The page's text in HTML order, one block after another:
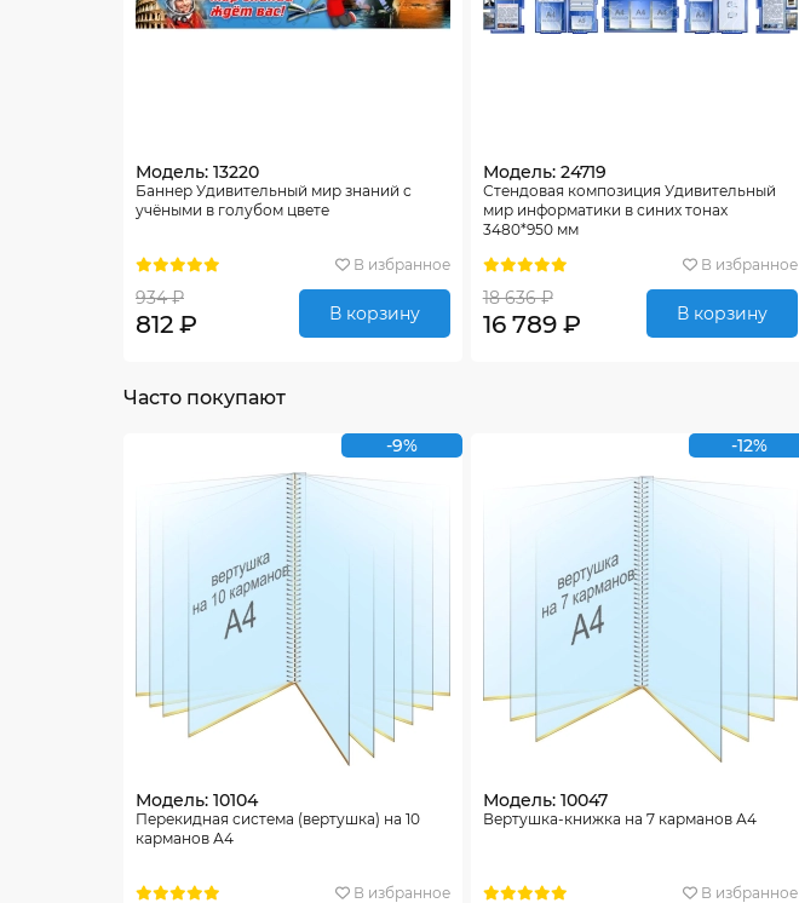
Модель: 13220
Баннер Удивительный мир знаний с
учёными в голубом цвете
В избранное
934 ₽
812 ₽ В корзину
Модель: 24719
Стендовая композиция Удивительный
мир информатики в синих тонах
3480*950 мм
В избранное
18 636 ₽
16 789 ₽ В корзину
Часто покупают
-9%
Модель: 10104
Перекидная система (вертушка) на 10
карманов А4
В избранное
-12%
Модель: 10047
Вертушка-книжка на 7 карманов А4
В избранное